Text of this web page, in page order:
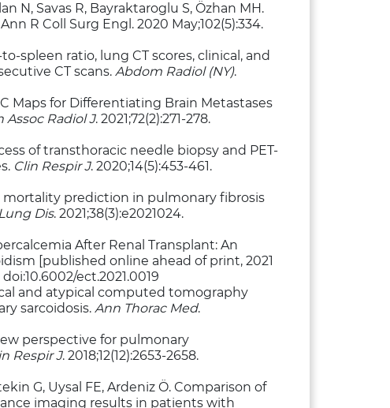
N, Savas R, Bayraktaroglu S, Özhan MH.
R Coll Surg Engl. 2020 May;102(5):334.
spleen ratio, lung CT scores, clinical, and
CT scans. Abdom Radiol (NY).
Maps for Differentiating Brain Metastases
Assoc Radiol J. 2021;72(2):271-278.
of transthoracic needle biopsy and PET-
Clin Respir J. 2020;14(5):453-461.
mortality prediction in pulmonary fibrosis
Dis. 2021;38(3):e2021024.
After Renal Transplant: An
[published online ahead of print, 2021
doi:10.6002/ect.2021.0019
and atypical computed tomography
sarcoidosis. Ann Thorac Med.
perspective for pulmonary
Respir J. 2018;12(12):2653-2658.
G, Uysal FE, Ardeniz Ö. Comparison of
imaging results in patients with